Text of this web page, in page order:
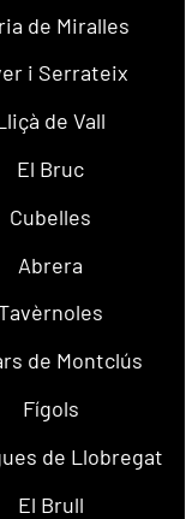
de Miralles
i Serrateix
de Vall
El Bruc
Cubelles
Abrera
de Montclús
Fígols
de Llobregat
El Brull